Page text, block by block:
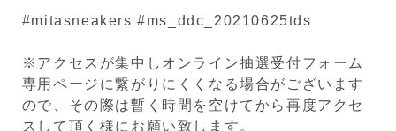
#mitasneakers #ms_ddc_20210625tds
※アクセスが集中しオンライン抽選受付フォーム
専用ページに繋がりにくくなる場合がございます
ので、その際は暫く時間を空けてから再度アクセ
スして頂く様にお願い致します。